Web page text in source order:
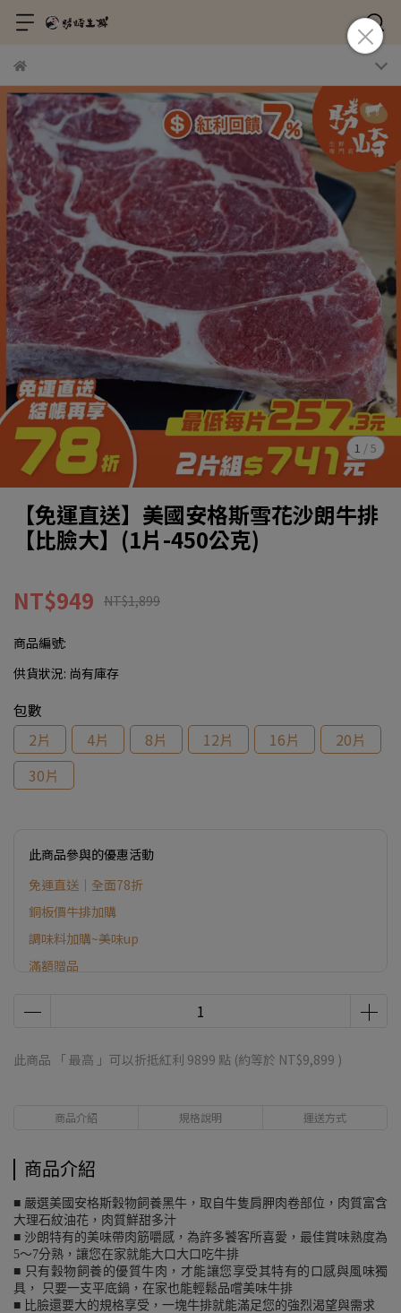
1 /5
【免運直送】美國安格斯雪花沙朗牛排
【比臉大】(1片-450公克)
NT$949 NT$1,899
商品編號:
供貨狀況: 尚有庫存
包數
2片
4片 8片 12片 16片
20片
30片
此商品參與的優惠活動
免運直送｜全面78折
銅板價牛排加購
調味料加購~美味up
滿額贈品
此商品 「 最高 」可以折抵紅利 9899 點 (約等於 NT$9,899 )
商品介紹 規格說明 運送方式
商品介紹
■ 嚴選美國安格斯穀物飼養黑牛，取自牛隻肩胛肉卷部位，肉質富含
大理石紋油花，肉質鮮甜多汁
■ 沙朗特有的美味帶肉筋嚼感，為許多饕客所喜愛，最佳賞味熟度為
5～7分熟，讓您在家就能大口大口吃牛排
■ 只有穀物飼養的優質牛肉，才能讓您享受其特有的口感與風味獨
具， 只要一支平底鍋，在家也能輕鬆品嚐美味牛排
■ 比臉還要大的規格享受，一塊牛排就能滿足您的強烈渴望與需求